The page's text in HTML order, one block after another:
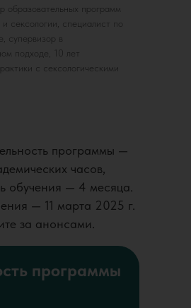
образовательных программ
сексологии, специалист по
супервизор в
подходе, 10 лет
с сексологическими
программы —
часов,
обучения — 4 месяца.
— 11 марта 2025 г.
за анонсами.
программы